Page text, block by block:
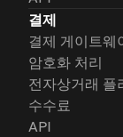
결제
결제 게이트웨
암호화 처리
전자상거래 플
수수료
API